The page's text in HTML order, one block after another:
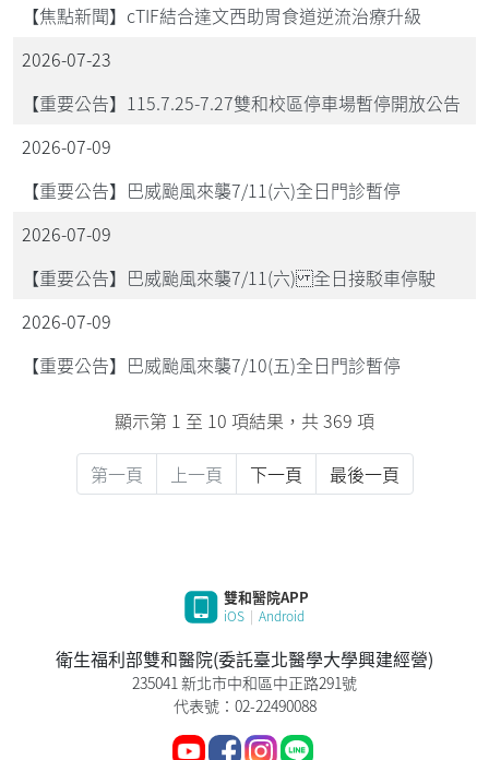
【焦點新聞】cTIF結合達文西助胃食道逆流治療升級
2026-07-23
【重要公告】115.7.25-7.27雙和校區停車場暫停開放公告
2026-07-09
【重要公告】巴威颱風來襲7/11(六)全日門診暫停
2026-07-09
【重要公告】巴威颱風來襲7/11(六) 全日接駁車停駛
2026-07-09
【重要公告】巴威颱風來襲7/10(五)全日門診暫停
顯示第 1 至 10 項結果，共 369 項
第一頁 上一頁 下一頁 最後一頁
雙和醫院APP
iOS | Android
衛生福利部雙和醫院(委託臺北醫學大學興建經營)
235041 新北市中和區中正路291號
代表號：02-22490088